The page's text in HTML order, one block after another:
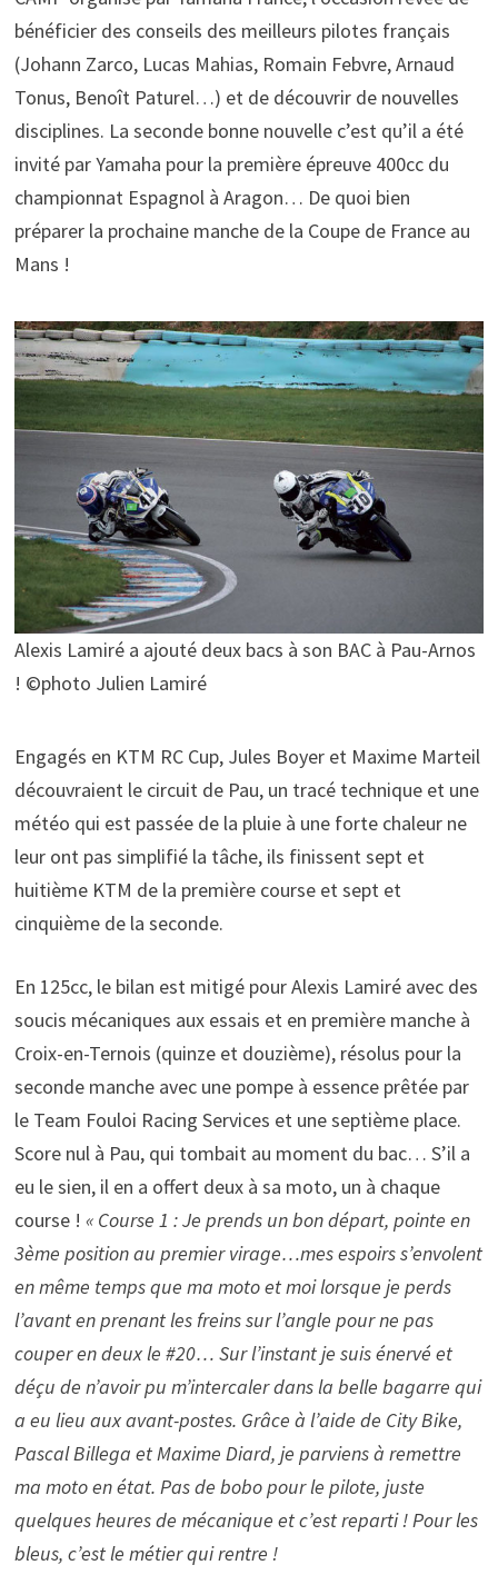
bénéficier des conseils des meilleurs pilotes français
(Johann Zarco, Lucas Mahias, Romain Febvre, Arnaud
Tonus, Benoît Paturel…) et de découvrir de nouvelles
disciplines. La seconde bonne nouvelle c’est qu’il a été
invité par Yamaha pour la première épreuve 400cc du
championnat Espagnol à Aragon… De quoi bien
préparer la prochaine manche de la Coupe de France au
Mans !
Alexis Lamiré a ajouté deux bacs à son BAC à Pau-Arnos
! ©photo Julien Lamiré
Engagés en KTM RC Cup, Jules Boyer et Maxime Marteil
découvraient le circuit de Pau, un tracé technique et une
météo qui est passée de la pluie à une forte chaleur ne
leur ont pas simplifié la tâche, ils finissent sept et
huitième KTM de la première course et sept et
cinquième de la seconde.
En 125cc, le bilan est mitigé pour Alexis Lamiré avec des
soucis mécaniques aux essais et en première manche à
Croix-en-Ternois (quinze et douzième), résolus pour la
seconde manche avec une pompe à essence prêtée par
le Team Fouloi Racing Services et une septième place.
Score nul à Pau, qui tombait au moment du bac… S’il a
eu le sien, il en a offert deux à sa moto, un à chaque
course ! « Course 1 : Je prends un bon départ, pointe en
3ème position au premier virage…mes espoirs s’envolent
en même temps que ma moto et moi lorsque je perds
l’avant en prenant les freins sur l’angle pour ne pas
couper en deux le #20… Sur l’instant je suis énervé et
déçu de n’avoir pu m’intercaler dans la belle bagarre qui
a eu lieu aux avant-postes. Grâce à l’aide de City Bike,
Pascal Billega et Maxime Diard, je parviens à remettre
ma moto en état. Pas de bobo pour le pilote, juste
quelques heures de mécanique et c’est reparti ! Pour les
bleus, c’est le métier qui rentre !